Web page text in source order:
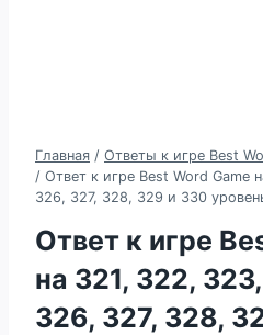
Главная / Ответы к игре Best
/ Ответ к игре Best Word Game
326, 327, 328, 329 и 330
Ответ к игре
на 321, 322,
326, 327, 328,